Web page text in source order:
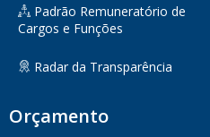
Padrão Remuneratório de
Cargos e Funções
Radar da Transparência
Orçamento